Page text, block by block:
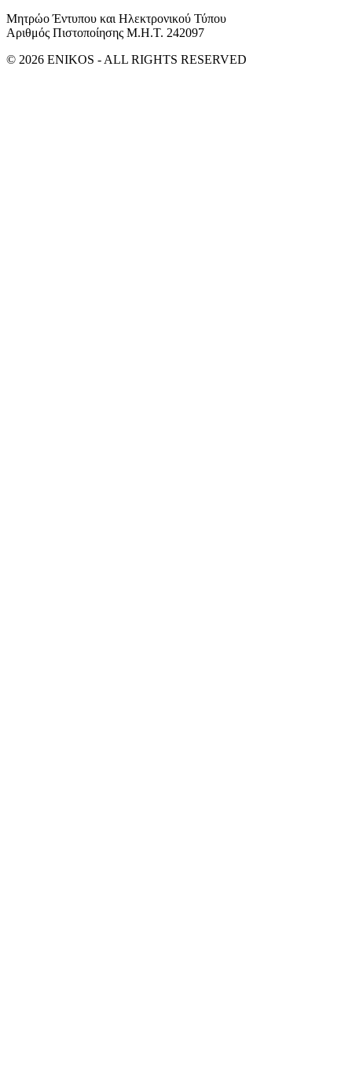
Μητρώο Έντυπου και Ηλεκτρονικού Τύπου
Αριθμός Πιστοποίησης Μ.Η.Τ. 242097
© 2026 ENIKOS - ALL RIGHTS RESERVED